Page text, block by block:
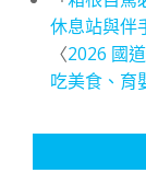
休息站與伴
〈2026 國
吃美食、育